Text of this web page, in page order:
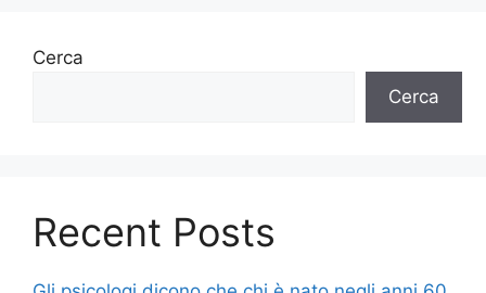
Cerca
Cerca
Recent Posts